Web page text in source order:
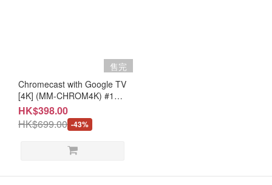
售完
Chromecast with Google TV
[4K] (MM-CHROM4K) #1年
保養#平行進口#不包UK電源
線
HK$398.00
HK$699.00 -43%